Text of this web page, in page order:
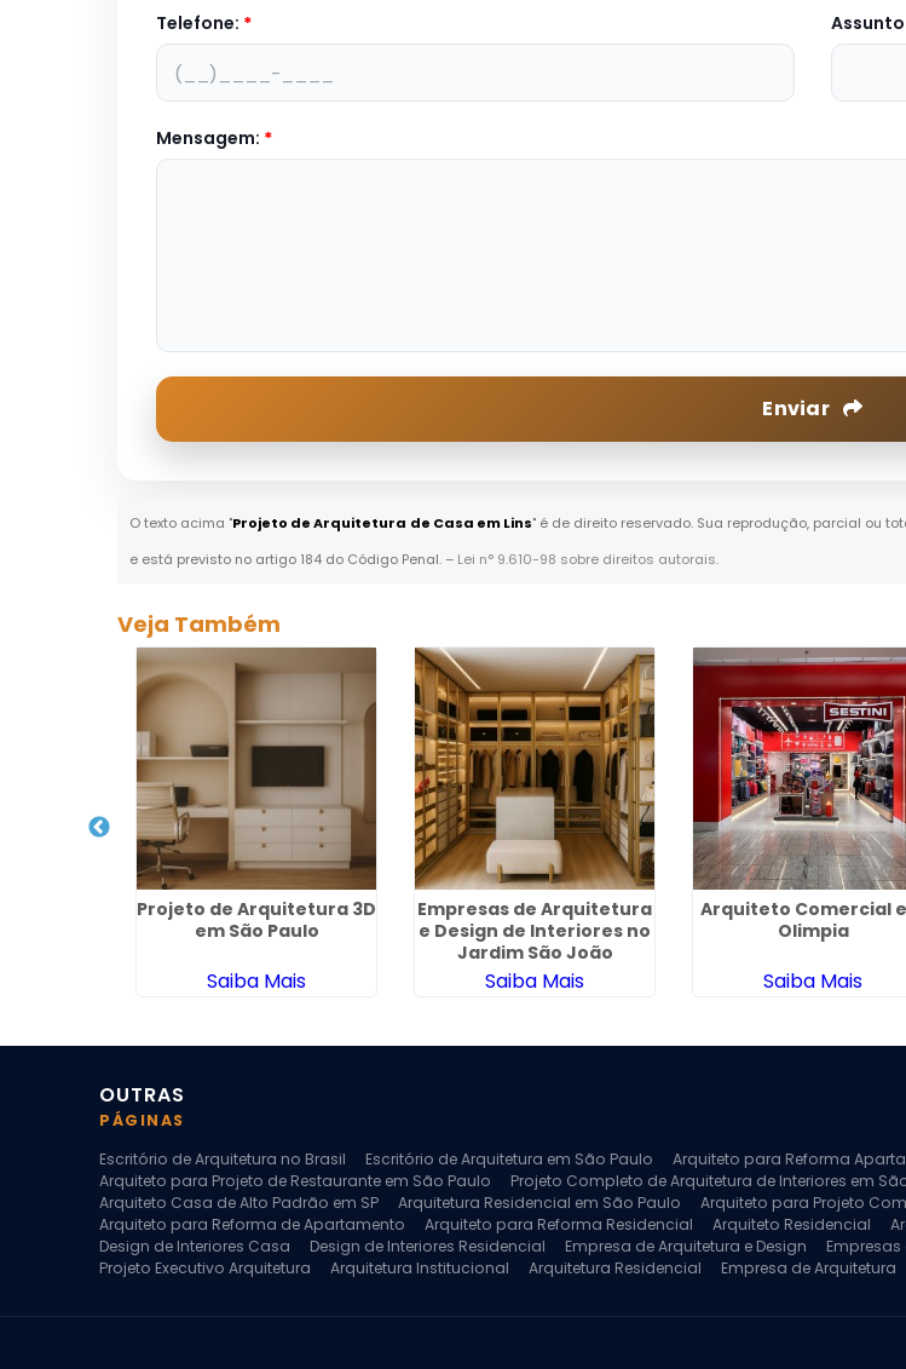
Telefone: *
Mensagem: *
Enviar
O texto acima "Projeto de Arquitetura de Casa em Lins" é de direito reservado. Sua reprodução, parcial ou
e está previsto no artigo 184 do Código Penal. – Lei n° 9.610-98 sobre direitos autorais.
Veja Também
Projeto de Arquitetura 3D
em São Paulo
Saiba Mais
Empresas de Arquitetura
e Design de Interiores no
Jardim São João
Saiba Mais
Arquiteto Comercial
Olimpia
Saiba Mais
OUTRAS
PÁGINAS
Escritório de Arquitetura no Brasil
Escritório de Arquitetura em São Paulo Arquiteto para Reforma
Arquiteto para Projeto de Restaurante em São Paulo
Projeto Completo de Arquitetura de Interiores em
Arquiteto Casa de Alto Padrão em SP
Arquitetura Residencial em São Paulo Arquiteto para Projeto
Arquiteto para Reforma de Apartamento
Arquiteto para Reforma Residencial Arquiteto Residencial
Design de Interiores Casa
Design de Interiores Residencial Empresa de Arquitetura e Design Empresas
Projeto Executivo Arquitetura
Arquitetura Institucional Arquitetura Residencial Empresa de Arquitetura